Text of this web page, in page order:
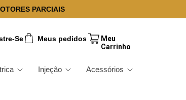
PARCIAIS
Se Meus pedidos
Injeção Acessórios